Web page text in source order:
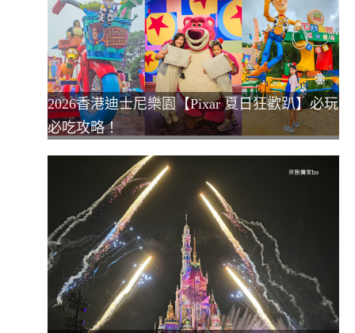
2026香港迪士尼樂園【Pixar 夏日狂歡趴】必玩
必吃攻略！